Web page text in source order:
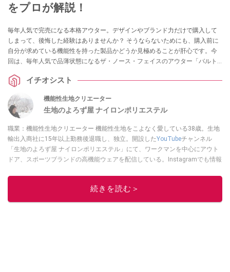
をプロが解説！
毎年人気で完売になる本格アウター。デザインやブランド力だけで購入して
しまって、後悔した経験はありませんか？ そうならないためにも、購入前に
自分が求めている機能性を持った製品かどうか見極めることが肝心です。今
回は、毎年人気で品薄状態になるザ・ノース・フェイスのアウター「バルト
いる生地のよろず屋ナイロンポリエステルさんが詳しく解説してくれまし
イチオシスト
機能性生地クリエーター
生地のよろず屋 ナイロンポリエステル
職業：機能性生地クリエーター 機能性生地をこよなく愛している38歳。生地
輸出入商社に15年以上勤務後退職し、独立。開設したYouTubeチャンネル
「生地のよろず屋 ナイロンポリエステル」にて、ワークマンを中心にアウト
ドア、スポーツブランドの高機能ウェアを配信している。Instagramでも情報
このイチオシストの他の記事を読む
続きを読む＞